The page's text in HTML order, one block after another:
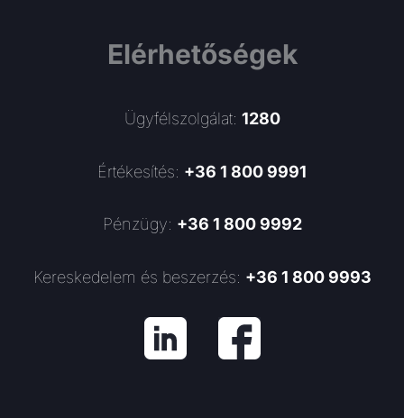
Elérhetőségek
Ügyfélszolgálat: 1280
Értékesítés: +36 1 800 9991
Pénzügy: +36 1 800 9992
Kereskedelem és beszerzés: +36 1 800 9993